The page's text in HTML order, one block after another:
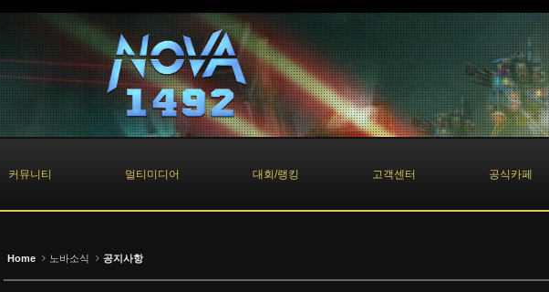
커뮤니티 멀티미디어 대회/랭킹 고객센터 공식카페
Home 노바소식 공지사항